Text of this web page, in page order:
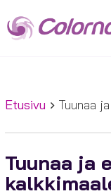
Etusivu Tuunaa
Tuunaa ja